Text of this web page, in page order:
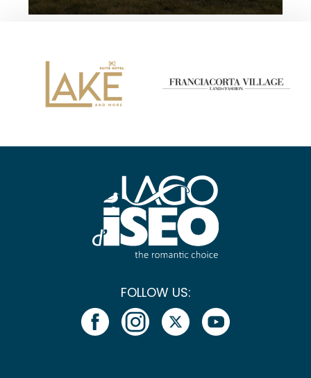
FOLLOW US: